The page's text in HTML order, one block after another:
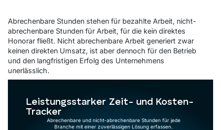
Abrechenbare Stunden stehen für bezahlte Arbeit, nicht-
abrechenbare Stunden für Arbeit, für die kein direktes
Honorar fließt. Nicht abrechenbare Arbeit generiert zwar
keinen direkten Umsatz, ist aber dennoch für den Betrieb
und den langfristigen Erfolg des Unternehmens
unerlässlich.
Leistungsstarker Zeit- und Kosten-
Tracker
Abrechenbare und nicht-abrechenbare Stunden für jede
Branche mit einer zuverlässigen Lösung erfassen.